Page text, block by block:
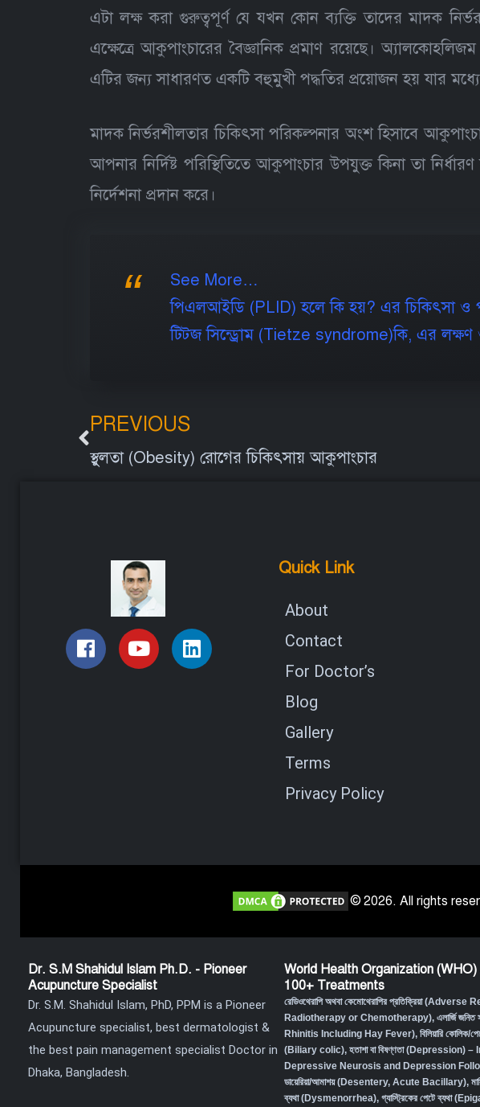
এটা লক্ষ করা গুরুত্বপূর্ণ যে যখন কোন ব্যক্তি তাদের মাদক
এক্ষেত্রে আকুপাংচারের বৈজ্ঞানিক প্রমাণ রয়েছে।
এটির জন্য সাধারণত একটি বহুমুখী পদ্ধতির প্রয়োজন হয় যার
মাদক নির্ভরশীলতার চিকিৎসা পরিকল্পনার অংশ হিসাবে
আপনার নির্দিষ্ট পরিস্থিতিতে আকুপাংচার উপযুক্ত কিনা তা
নির্দেশনা প্রদান করে।
See More…
পিএলআইডি (PLID) হলে কি হয়? এর চিকিৎসা ও
টিট্জ সিন্ড্রোম (Tietze syndrome)কি, এর লক্ষণ
PREVIOUS
স্থুলতা (Obesity) রোগের চিকিৎসায় আকুপাংচার
Quick Link
About
Contact
For Doctor’s
Blog
Gallery
Terms
Privacy Policy
© 2026. All rights
Dr. S.M Shahidul Islam Ph.D. - Pioneer
Acupuncture Specialist
Dr. S.M. Shahidul Islam, PhD, PPM is a Pioneer
Acupuncture specialist, best dermatologist &
the best pain management specialist Doctor in
Dhaka, Bangladesh.
World Health Organization
100+ Treatments
রেডিওথেরাপি অথবা কেমোথেরাপির প্রতিক্রিয়া
Radiotherapy or Chemotherapy), এলার্জি
Rhinitis Including Hay Fever), বিলিয়ারি কোলিক/
(Biliary colic), হতাশা বা বিষণ্ণতা (Depression)
Depressive Neurosis and Depression
ডায়েরিয়া/আমাশয় (Desentery, Acute Bacillary),
ব্যথা (Dysmenorrhea), গ্যাস্ট্রিকের পেটে ব্যথা